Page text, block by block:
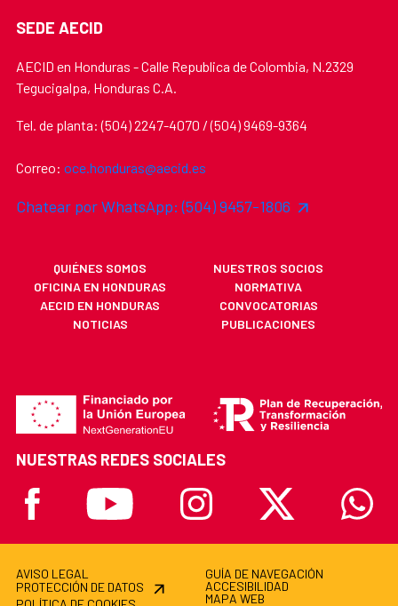
SEDE AECID
AECID en Honduras - Calle Republica de Colombia, N.2329
Tegucigalpa, Honduras C.A.
Tel. de planta: (504) 2247-4070 / (504) 9469-9364
Correo: oce.honduras@aecid.es
Chatear por WhatsApp: (504) 9457-1806
QUIÉNES SOMOS
NUESTROS SOCIOS
OFICINA EN HONDURAS
NORMATIVA
AECID EN HONDURAS
CONVOCATORIAS
NOTICIAS
PUBLICACIONES
NUESTRAS REDES SOCIALES
FacebookYoutube Instagram X
AVISO LEGAL
PROTECCIÓN DE DATOS
GUÍA DE NAVEGACIÓN
ACCESIBILIDAD
MAPA WEB